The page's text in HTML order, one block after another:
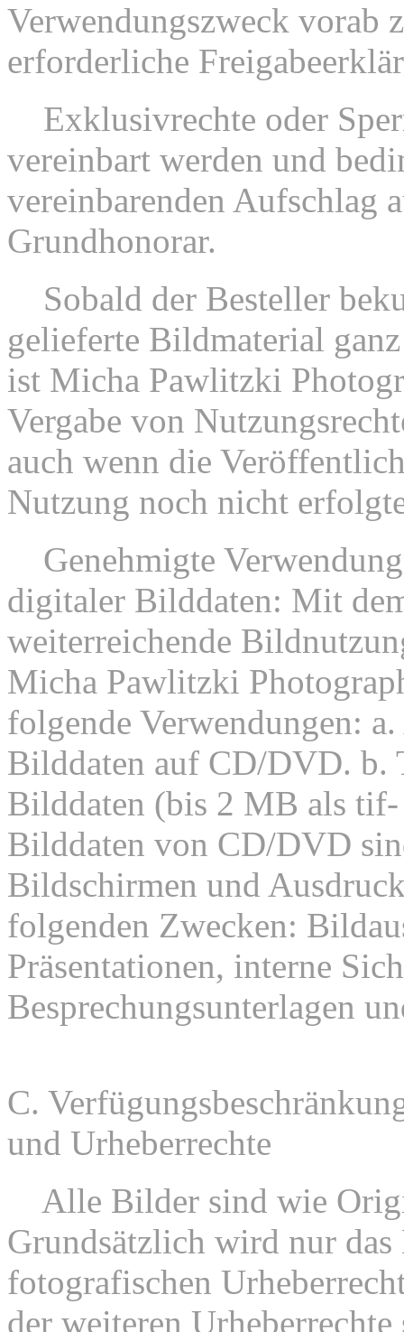
Verwendungszweck vorab
erforderliche
Exklusivrechte oder
vereinbart werden und
vereinbarenden Aufschlag
Grundhonorar.
Sobald der Besteller
gelieferte Bildmaterial
ist Micha Pawlitzki
Vergabe von
auch wenn die
Nutzung noch nicht
Genehmigte
digitaler Bilddaten: Mit
weiterreichende
Micha Pawlitzki
folgende Verwendungen:
Bilddaten auf CD/DVD. b.
Bilddaten (bis 2 MB als
Bilddaten von CD/DVD
Bildschirmen und
folgenden Zwecken:
Präsentationen, interne
Besprechungsunterlagen
C.
und Urheberrechte
Alle Bilder sind wie
Grundsätzlich wird nur das
fotografischen
der weiteren